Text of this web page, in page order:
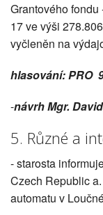
Grantového fondu
17 ve výši
vyčleněn na
hlasování: PRO
-návrh Mgr.
5. Různé a
- starosta
Czech Republic
automatu v